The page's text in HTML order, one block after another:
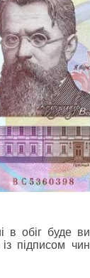
в обіг буде
підписом